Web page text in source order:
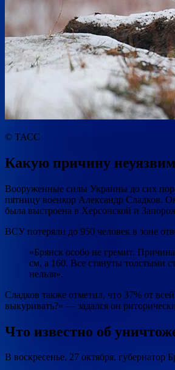
© ТАСС
Какую причину
Вооруженные силы Украины до сих пор
пятницу военкор Александр Сладков.
была выстроена в Херсонской и
ВСУ потеряли до 950 человек в зоне
«Брянск особо не гремит.
см, а 160. Все стянуты толстыми
нельзя».
Сладков также отметил, что 37% от
выкуривать?» — задался он
Что известно об
В воскресенье, 27 октября,